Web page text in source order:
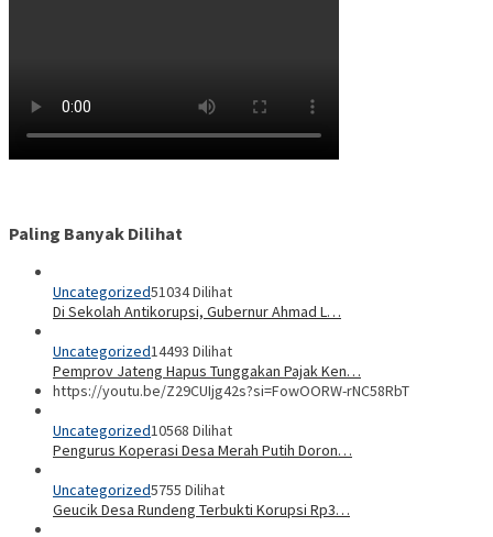
Paling Banyak Dilihat
Uncategorized51034 Dilihat
Di Sekolah Antikorupsi, Gubernur Ahmad L…
Uncategorized14493 Dilihat
Pemprov Jateng Hapus Tunggakan Pajak Ken…
https://youtu.be/Z29CUIjg42s?si=FowOORW-rNC58RbT
Uncategorized10568 Dilihat
Pengurus Koperasi Desa Merah Putih Doron…
Uncategorized5755 Dilihat
Geucik Desa Rundeng Terbukti Korupsi Rp3…